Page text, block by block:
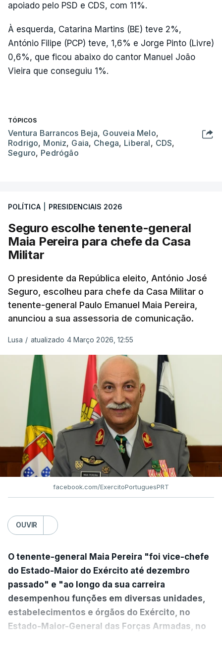
apoiado pelo PSD e CDS, com 11%.
À esquerda, Catarina Martins (BE) teve 2%,
António Filipe (PCP) teve, 1,6% e Jorge Pinto (Livre)
0,6%, que ficou abaixo do cantor Manuel João
Vieira que conseguiu 1%.
TÓPICOS
Ventura Barrancos Beja, Gouveia Melo,
Rodrigo, Moniz, Gaia, Chega, Liberal, CDS,
Seguro, Pedrógão
POLÍTICA PRESIDENCIAIS 2026
Seguro escolhe tenente-general
Maia Pereira para chefe da Casa
Militar
O presidente da República eleito, António José
Seguro, escolheu para chefe da Casa Militar o
tenente-general Paulo Emanuel Maia Pereira,
anunciou a sua assessoria de comunicação.
Lusa / atualizado 4 Março 2026, 12:55
facebook.com/ExercitoPortuguesPRT
OUVIR
O tenente-general Maia Pereira "foi vice-chefe
do Estado-Maior do Exército até dezembro
passado" e "ao longo da sua carreira
desempenhou funções em diversas unidades,
estabelecimentos e órgãos do Exército, no
Estado-Maior-General das Forças Armadas, no